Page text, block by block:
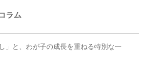
ラム
」と、わが子の成長を重ねる特別な一